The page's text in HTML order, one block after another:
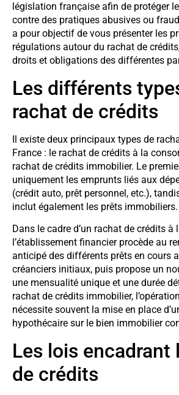
législation française afin de protéger
contre des pratiques abusives ou
a pour objectif de vous présenter les
régulations autour du rachat de
droits et obligations des différentes
Les différents
rachat de crédits
Il existe deux principaux types de
France : le rachat de crédits à la
rachat de crédits immobilier. Le
uniquement les emprunts liés aux
(crédit auto, prêt personnel, etc.),
inclut également les prêts immobiliers.
Dans le cadre d’un rachat de crédits
l’établissement financier procède au
anticipé des différents prêts en cours
créanciers initiaux, puis propose un
une mensualité unique et une durée
rachat de crédits immobilier,
nécessite souvent la mise en place
hypothécaire sur le bien immobilier
Les lois encadrant
de crédits